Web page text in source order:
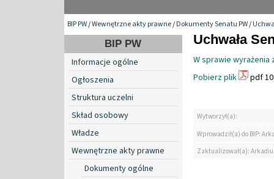
BIP PW/Wewnętrzne akty prawne/Dokumenty Senatu PW/
BIP PW
Informacje ogólne
Ogłoszenia
Struktura uczelni
Skład osobowy
Władze
Wewnętrzne akty prawne
Dokumenty ogólne
Uchwała
W sprawie
Pobierz plik
pdf
Wytworzył(a):
Wprowadził(a) do BIP:
Zaktualizował(a):